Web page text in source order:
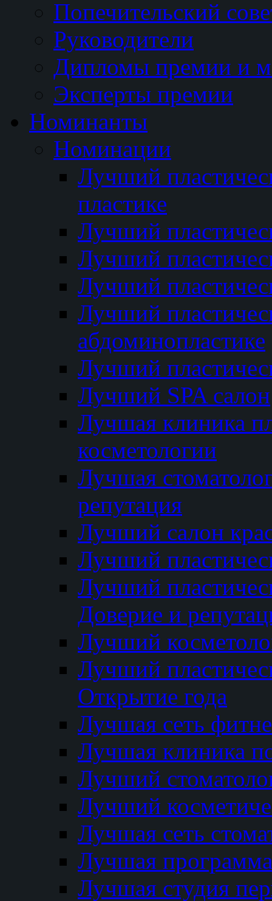
Попечительский
Руководители
Дипломы премии и
Эксперты премии
Номинанты
Номинации
Лучший
пластике
Лучший
Лучший
Лучший
Лучший
абдоминопластике
Лучший
Лучший SPA салон
Лучшая клиника
косметологии
Лучшая
репутация
Лучший салон
Лучший
Лучший
Доверие и
Лучший
Лучший
Открытие года
Лучшая сеть
Лучшая клиника
Лучший
Лучший
Лучшая сеть
Лучшая программа
Лучшая студия